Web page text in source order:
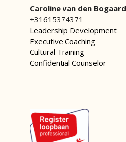
Caroline van den Bogaard
+31615374371
Leadership Development
Executive Coaching
Cultural Training
Confidential Counselor